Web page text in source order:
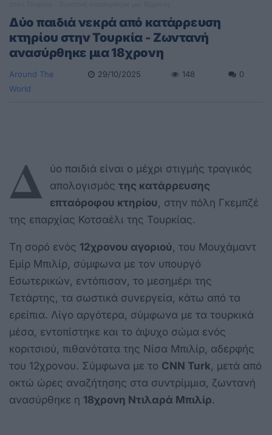
Δύο παιδιά νεκρά από κατάρρευση
κτηρίου στην Τουρκία - Ζωντανή
ανασύρθηκε μια 18χρονη
Around The
World
29/10/2025 148 0
Δ
ύο παιδιά είναι ο μέχρι στιγμής τραγικός
απολογισμός της κατάρρευσης
επταόροφου κτηρίου , στην πόλη Γκεμπζέ
της επαρχίας Κοτσαέλι της Τουρκίας.
Tη σορό ενός 12χρονου αγοριού , του Μουχάμαντ
Εμίρ Μπιλίρ, σύμφωνα με τον υπουργό
Εσωτερικών, εντόπισαν, το μεσημέρι της
Τετάρτης, τα σωστικά συνεργεία, κάτω από τα
ερείπια. Λίγο αργότερα, σύμφωνα με τα τουρκικά
μέσα, εντοπίστηκε και το άψυχο σώμα ενός
κοριτσιού, πιθανότατα της Νίσα Μπιλίρ, αδερφής
του 12χρονου. Σύμφωνα με το CΝN Turk , μετά από
οκτώ ώρες αναζήτησης στα συντρίμμια, ζωντανή
ανασύρθηκε η 18χρονη Ντιλαρά Μπιλίρ.